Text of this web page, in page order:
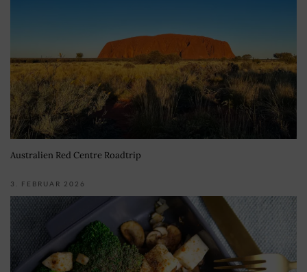
Australien Red Centre Roadtrip
3. FEBRUAR 2026